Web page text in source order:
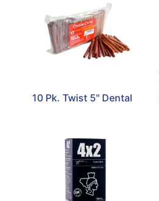
10 Pk. Twist 5" Dental